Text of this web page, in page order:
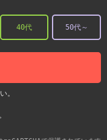
40代 50代～
。